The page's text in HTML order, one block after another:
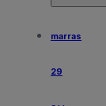
marras
29